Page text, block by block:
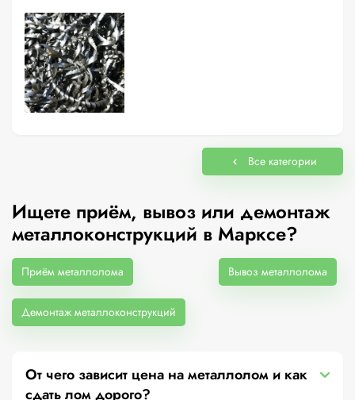
Все категории
Ищете приём, вывоз или демонтаж
металлоконструкций в Марксе?
Приём металлолома Вывоз металлолома
Демонтаж металлоконструкций
От чего зависит цена на металлолом и как
сдать лом дорого?